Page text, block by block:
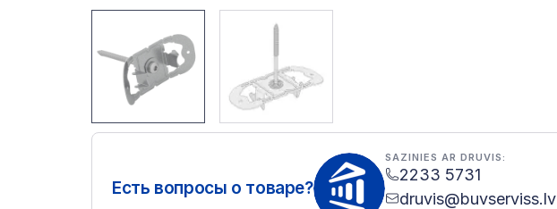
Есть вопросы о товаре?
SAZINIES AR DRUVIS:
2233 5731
druvis@buvserviss.lv